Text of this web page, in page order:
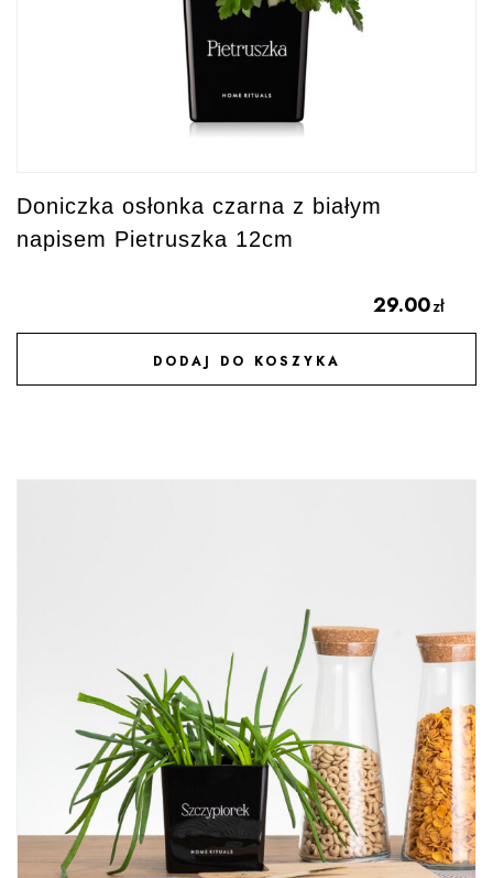
Doniczka osłonka czarna z białym
napisem Pietruszka 12cm
29.00zł
DODAJ DO KOSZYKA
DODAJ DO ULUBIONYCH